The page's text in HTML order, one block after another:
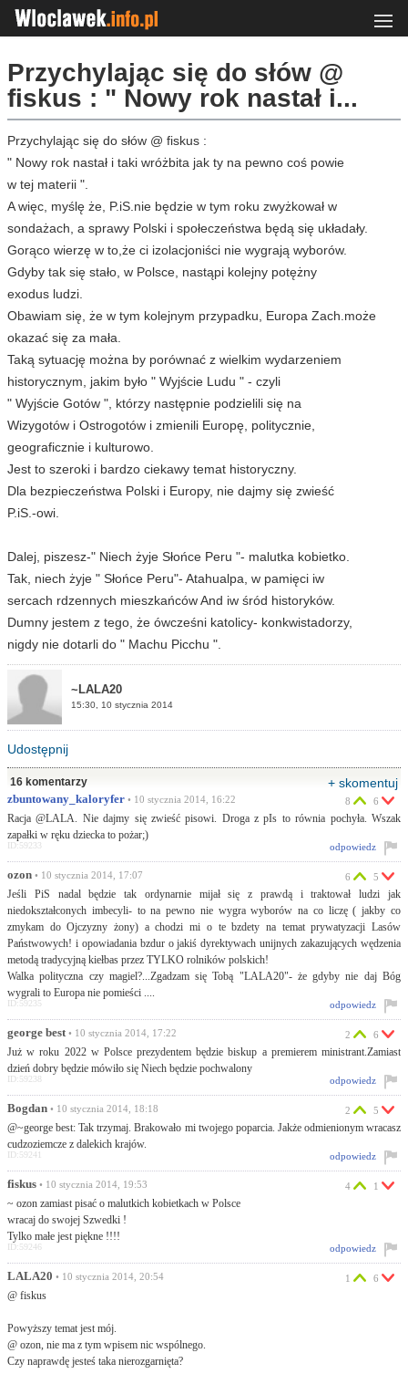
Przychylając się do słów @
fiskus : " Nowy rok nastał i...
Przychylając się do słów @ fiskus :
" Nowy rok nastał i taki wróżbita jak ty na pewno coś powie
w tej materii ".
A więc, myślę że, P.iS.nie będzie w tym roku zwyżkował w
sondażach, a sprawy Polski i społeczeństwa będą się układały.
Gorąco wierzę w to,że ci izolacjoniści nie wygrają wyborów.
Gdyby tak się stało, w Polsce, nastąpi kolejny potężny
exodus ludzi.
Obawiam się, że w tym kolejnym przypadku, Europa Zach.może
okazać się za mała.
Taką sytuację można by porównać z wielkim wydarzeniem
historycznym, jakim było " Wyjście Ludu " - czyli
" Wyjście Gotów ", którzy następnie podzielili się na
Wizygotów i Ostrogotów i zmienili Europę, politycznie,
geograficznie i kulturowo.
Jest to szeroki i bardzo ciekawy temat historyczny.
Dla bezpieczeństwa Polski i Europy, nie dajmy się zwieść
P.iS.-owi.
Dalej, piszesz-" Niech żyje Słońce Peru "- malutka kobietko.
Tak, niech żyje " Słońce Peru"- Atahualpa, w pamięci iw
sercach rdzennych mieszkańców And iw śród historyków.
Dumny jestem z tego, że ówcześni katolicy- konkwistadorzy,
nigdy nie dotarli do " Machu Picchu ".
~LALA20
15:30, 10 stycznia 2014
Udostępnij
16 komentarzy + skomentuj
zbuntowany_kaloryfer • 10 stycznia 2014, 16:22
Racja @LALA. Nie dajmy się zwieść pisowi. Droga z pIs to równia pochyła. Wszak
zapałki w ręku dziecka to pożar;)
8 6
odpowiedz
ID:59233
ozon • 10 stycznia 2014, 17:07
Jeśli PiS nadal będzie tak ordynarnie mijał się z prawdą i traktował ludzi jak
niedokształconych imbecyli- to na pewno nie wygra wyborów na co liczę ( jakby co
zmykam do Ojczyzny żony) a chodzi mi o te bzdety na temat prywatyzacji Lasów
Państwowych! i opowiadania bzdur o jakiś dyrektywach unijnych zakazujących wędzenia
metodą tradycyjną kiełbas przez TYLKO rolników polskich!
Walka polityczna czy magiel?...Zgadzam się Tobą "LALA20"- że gdyby nie daj Bóg
wygrali to Europa nie pomieści ....
6 5
odpowiedz
ID:59235
george best • 10 stycznia 2014, 17:22
Już w roku 2022 w Polsce prezydentem będzie biskup a premierem ministrant.Zamiast
dzień dobry będzie mówiło się Niech będzie pochwalony
2 6
odpowiedz
ID:59238
Bogdan • 10 stycznia 2014, 18:18
@~george best: Tak trzymaj. Brakowało mi twojego poparcia. Jakże odmienionym wracasz
cudzoziemcze z dalekich krajów.
2 5
odpowiedz
ID:59241
fiskus • 10 stycznia 2014, 19:53
~ ozon zamiast pisać o malutkich kobietkach w Polsce
wracaj do swojej Szwedki !
Tylko małe jest piękne !!!!
4 1
odpowiedz
ID:59246
LALA20 • 10 stycznia 2014, 20:54
@ fiskus
Powyższy temat jest mój.
@ ozon, nie ma z tym wpisem nic wspólnego.
Czy naprawdę jesteś taka nierozgarnięta?
1 6